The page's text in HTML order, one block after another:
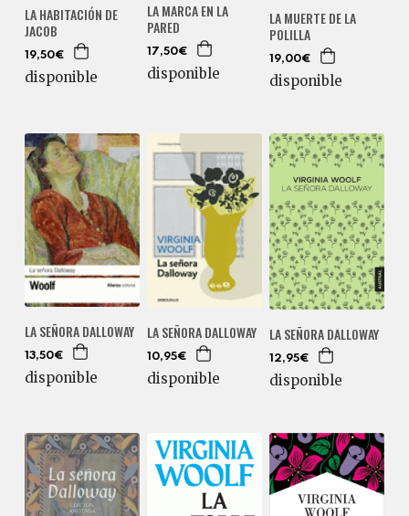
LA HABITACIÓN DE
JACOB
19,50€
disponible
LA MARCA EN LA
PARED
17,50€
disponible
LA MUERTE DE LA
POLILLA
19,00€
disponible
LA SEÑORA DALLOWAY
13,50€
disponible
LA SEÑORA DALLOWAY
10,95€
disponible
LA SEÑORA DALLOWAY
12,95€
disponible